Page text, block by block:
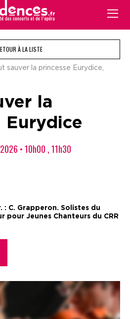
À LA LISTE
sauver la princesse Eurydice,
la
Eurydice
• 10h00 , 11h30
: C. Grapperon. Solistes du
pour Jeunes Chanteurs du CRR